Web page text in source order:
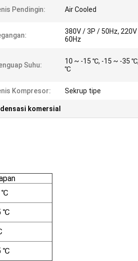
Pendingin: Air Cooled
380V / 3P / 50Hz,
60Hz
Suhu:
10 ~ -15 ℃, -15 ~ -35
℃
Kompresor: Sekrup tipe
komersial
℃
℃
℃